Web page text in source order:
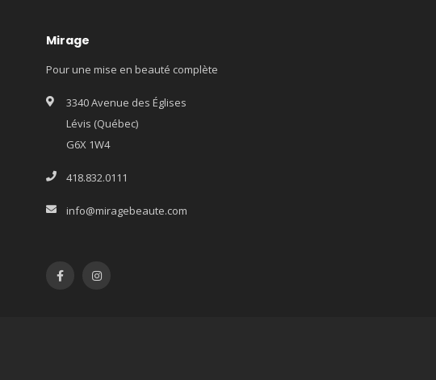
Mirage
Pour une mise en beauté complète
3340 Avenue des Églises
Lévis (Québec)
G6X 1W4
418.832.0111
info@miragebeaute.com